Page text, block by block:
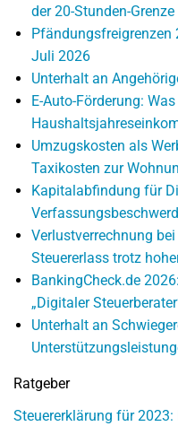
der 20-Stunden-
Pfändungsfreigrenzen
Juli 2026
Unterhalt an
E-Auto-Förderung:
Umzugskosten als
Taxikosten zur
Kapitalabfindung für
Verlustverrechnung
Steuererlass trotz
BankingCheck.de
„Digitaler
Unterhalt an
Ratgeber
Steuererklärung für 2023: